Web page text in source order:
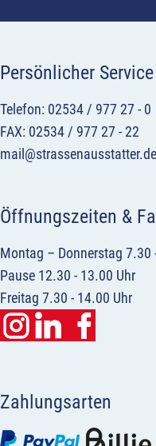
Persönlicher Service
Telefon: 02534 / 977 27 - 0
FAX: 02534 / 977 27 - 22
mail@strassenausstatter.de
Öffnungszeiten &
Montag – Donnerstag 7.30
Pause 12.30 - 13.00 Uhr
Freitag 7.30 - 14.00 Uhr
Zahlungsarten